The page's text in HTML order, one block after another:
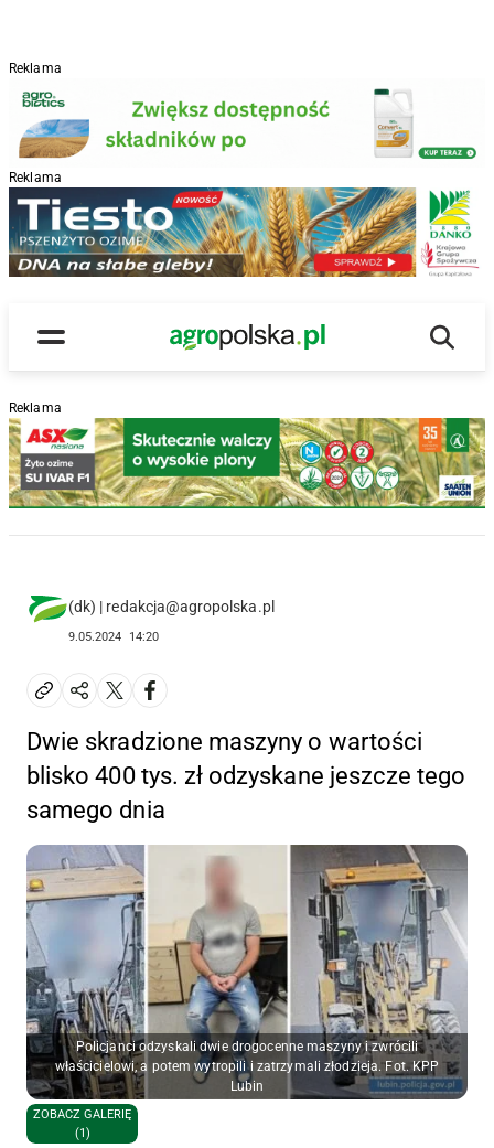
Reklama
Reklama
Menu
Main Logo
Reklama
(dk) | redakcja@agropolska.pl
9.05.2024 14:20
Dwie skradzione maszyny o wartości
blisko 400 tys. zł odzyskane jeszcze tego
samego dnia
Policjanci odzyskali dwie drogocenne maszyny i zwrócili
właścicielowi, a potem wytropili i zatrzymali złodzieja. Fot. KPP
Lubin
ZOBACZ GALERIĘ
(1)